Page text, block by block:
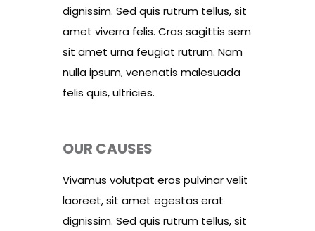
dignissim. Sed quis rutrum tellus, sit
amet viverra felis. Cras sagittis sem
sit amet urna feugiat rutrum. Nam
nulla ipsum, venenatis malesuada
felis quis, ultricies.
OUR CAUSES
Vivamus volutpat eros pulvinar velit
laoreet, sit amet egestas erat
dignissim. Sed quis rutrum tellus, sit